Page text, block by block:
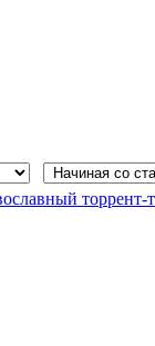
торрент-